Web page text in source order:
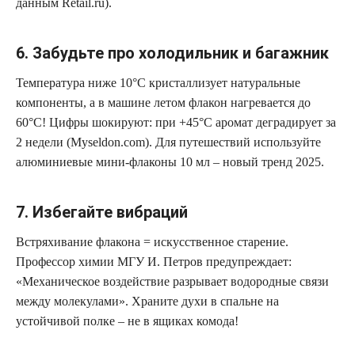
6. Забудьте про холодильник и багажник
Температура ниже 10°C кристаллизует натуральные
компоненты, а в машине летом флакон нагревается до
60°C! Цифры шокируют: при +45°C аромат деградирует за
2 недели (Myseldon.com). Для путешествий используйте
алюминиевые мини-флаконы 10 мл – новый тренд 2025.
7. Избегайте вибраций
Встряхивание флакона = искусственное старение.
Профессор химии МГУ И. Петров предупреждает:
«Механическое воздействие разрывает водородные связи
между молекулами». Храните духи в спальне на
устойчивой полке – не в ящиках комода!